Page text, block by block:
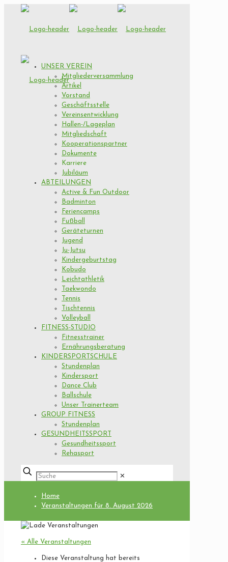
UNSER VEREIN
Mitgliederversammlung
Artikel
Vorstand
Geschäftsstelle
Vereinsentwicklung
Hallen-/Lageplan
Mitgliedschaft
Kooperationspartner
Dokumente
Karriere
Jubiläum
ABTEILUNGEN
Active & Fun Outdoor
Badminton
Feriencamps
Fußball
Geräteturnen
Jugend
Ju-Jutsu
Kindergeburtstag
Kobudo
Leichtathletik
Taekwondo
Tennis
Tischtennis
Volleyball
FITNESS-STUDIO
Fitnesstrainer
Ernährungsberatung
KINDERSPORTSCHULE
Stundenplan
Kindersport
Dance Club
Ballschule
Unser Trainerteam
GROUP FITNESS
Stundenplan
GESUNDHEITSSPORT
Gesundheitssport
Rehasport
✕
Home
Veranstaltungen für 8. August 2026
« Alle Veranstaltungen
Diese Veranstaltung hat bereits